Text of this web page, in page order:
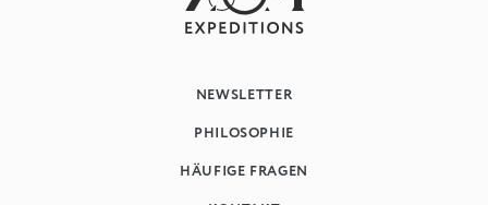
NEWSLETTER
PHILOSOPHIE
HÄUFIGE FRAGEN